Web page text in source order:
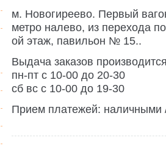
м. Новогиреево. Первый
метро налево, из перехода
ой этаж, павильон № 15..
Выдача заказов
пн-пт с 10-00 до 20-30
сб вс с 10-00 до 19-30
Прием платежей: наличными